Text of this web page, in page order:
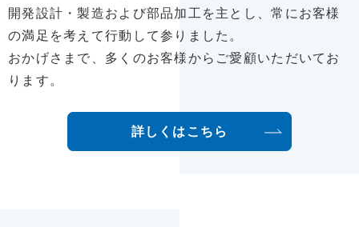
開発設計・製造および部品加工を主とし、常にお客様
の満足を考えて行動して参りました。
おかげさまで、多くのお客様からご愛顧いただいてお
ります。
詳しくはこちら